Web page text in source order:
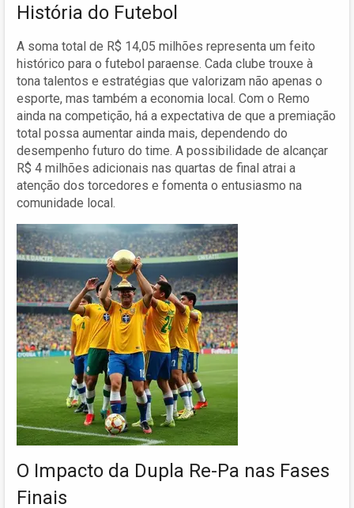
História do Futebol
A soma total de R$ 14,05 milhões representa um feito
histórico para o futebol paraense. Cada clube trouxe à
tona talentos e estratégias que valorizam não apenas o
esporte, mas também a economia local. Com o Remo
ainda na competição, há a expectativa de que a premiação
total possa aumentar ainda mais, dependendo do
desempenho futuro do time. A possibilidade de alcançar
R$ 4 milhões adicionais nas quartas de final atrai a
atenção dos torcedores e fomenta o entusiasmo na
comunidade local.
O Impacto da Dupla Re-Pa nas Fases
Finais